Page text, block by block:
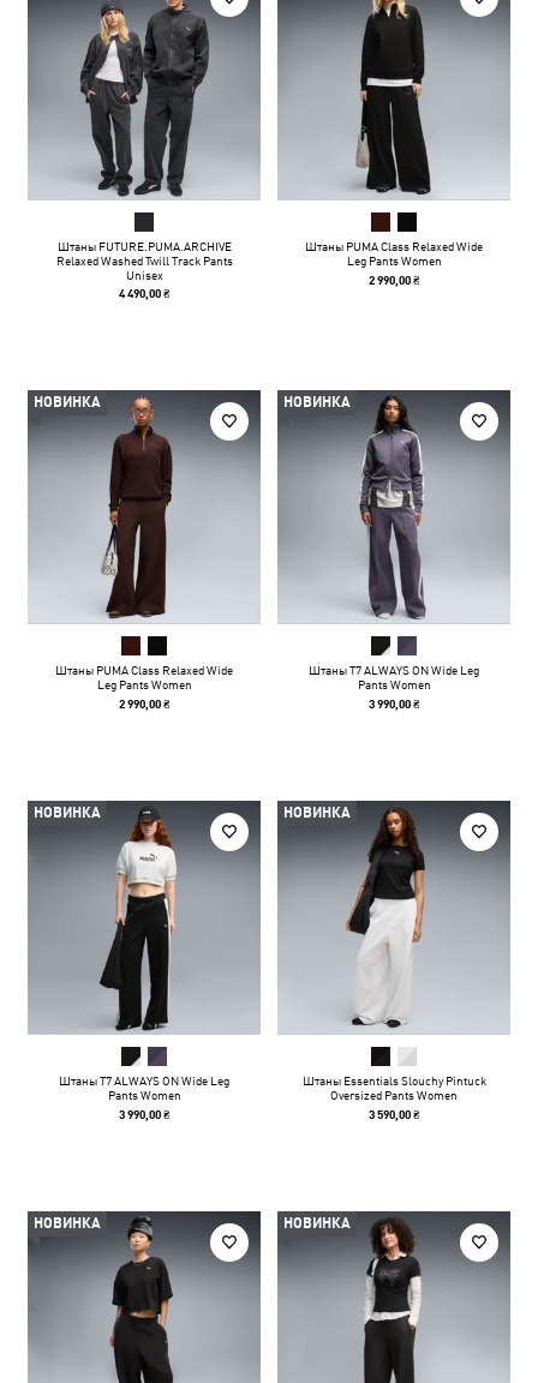
Штаны FUTURE.PUMA.ARCHIVE
Relaxed Washed Twill Track Pants
Unisex
4 490,00 ₴
Штаны PUMA Class Relaxed Wide
Leg Pants Women
2 990,00 ₴
НОВИНКА
Штаны PUMA Class Relaxed Wide
Leg Pants Women
2 990,00 ₴
НОВИНКА
Штаны T7 ALWAYS ON Wide Leg
Pants Women
3 990,00 ₴
НОВИНКА
Штаны T7 ALWAYS ON Wide Leg
Pants Women
3 990,00 ₴
НОВИНКА
Штаны Essentials Slouchy Pintuck
Oversized Pants Women
3 590,00 ₴
НОВИНКА НОВИНКА